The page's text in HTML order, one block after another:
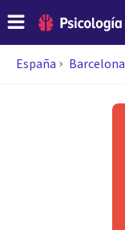
España Barcelona